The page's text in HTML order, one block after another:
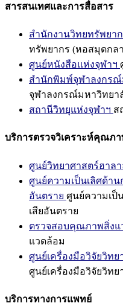
สารสนเทศและการสื่อสาร
สำนักงานวิทยทรัพยา
ทรัพยากร (หอสมุดกล
ศูนย์หนังสือแห่งจุฬาฯ
สำนักพิมพ์จุฬาลงกรณ์
จุฬาลงกรณ์มหาวิทยา
สถานีวิทยุแห่งจุฬาฯ ส
บริการตรวจวิเคราะห์คุณภา
ศูนย์วิทยาศาสตร์ฮาล
ศูนย์ความเป็นเลิศด้าน
อันตราย ศูนย์ความเป็
เสียอันตราย
ตรวจสอบคุณภาพสิ่งแ
แวดล้อม
ศูนย์เครื่องมือวิจัยวิทย
ศูนย์เครื่องมือวิจัยวิทย
บริการทางการแพทย์